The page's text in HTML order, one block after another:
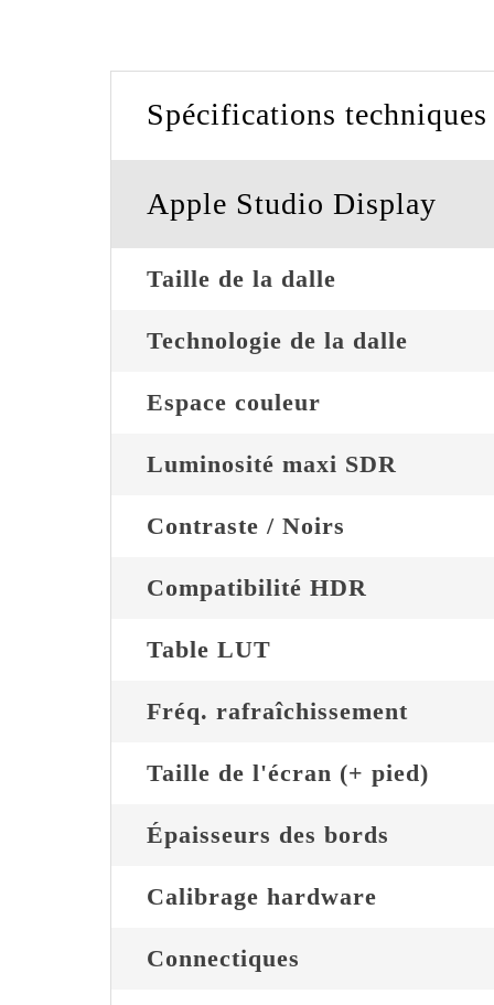
Spécifications techniques
Apple Studio Display
Taille de la dalle
Technologie de la dalle
Espace couleur
Luminosité maxi SDR
Contraste / Noirs
Compatibilité HDR
Table LUT
Fréq. rafraîchissement
Taille de l'écran (+ pied)
Épaisseurs des bords
Calibrage hardware
Connectiques